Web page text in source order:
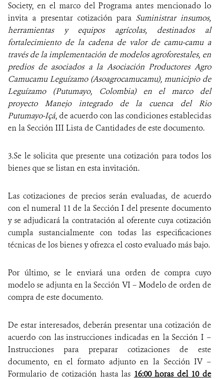
Society, en el marco del Programa antes mencionado lo
invita a presentar cotización para Suministrar insumos,
herramientas y equipos agrícolas, destinados al
fortalecimiento de la cadena de valor de camu-camu a
través de la implementación de modelos agroforestales, en
predios de asociados a la Asociación Productores Agro
Camucamu Leguízamo (Asoagrocamucamu), municipio de
Leguízamo (Putumayo, Colombia) en el marco del
proyecto Manejo integrado de la cuenca del Rio
Putumayo-Içá, de acuerdo con las condiciones establecidas
en la Sección III Lista de Cantidades de este documento.
3.Se le solicita que presente una cotización para todos los
bienes que se listan en esta invitación.
Las cotizaciones de precios serán evaluadas, de acuerdo
con el numeral 11 de la Sección I del presente documento
y se adjudicará la contratación al oferente cuya cotización
cumpla sustancialmente con todas las especificaciones
técnicas de los bienes y ofrezca el costo evaluado más bajo.
Por último, se le enviará una orden de compra cuyo
modelo se adjunta en la Sección VI – Modelo de orden de
compra de este documento.
De estar interesados, deberán presentar una cotización de
acuerdo con las instrucciones indicadas en la Sección I –
Instrucciones para preparar cotizaciones de este
documento, en el formato adjunto en la Sección IV –
Formulario de cotización hasta las 16:00 horas del 10 de